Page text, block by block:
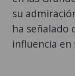
su
ha señalado
influencia en